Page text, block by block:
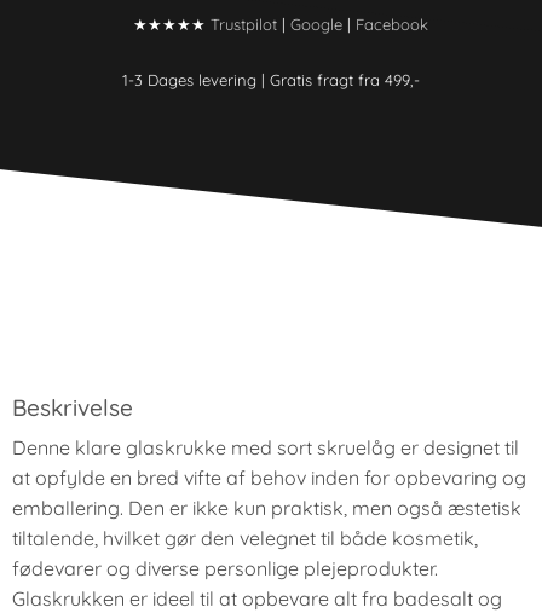
★★★★★ Trustpilot | Google | Facebook
1-3 Dages levering | Gratis fragt fra 499,-
Beskrivelse
Denne klare glaskrukke med sort skruelåg er designet til
at opfylde en bred vifte af behov inden for opbevaring og
emballering. Den er ikke kun praktisk, men også æstetisk
tiltalende, hvilket gør den velegnet til både kosmetik,
fødevarer og diverse personlige plejeprodukter.
Glaskrukken er ideel til at opbevare alt fra badesalt og